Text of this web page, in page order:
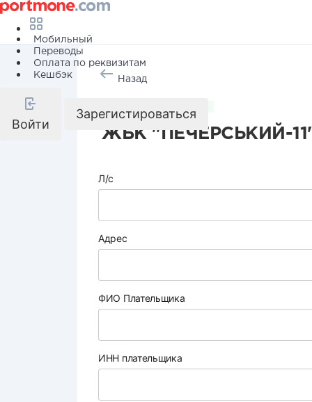
Мобильный
Переводы
Оплата по реквизитам
Кешбэк
Войти
Зарегистироваться
Назад
ЖБК "ПЕЧЕРСЬКИЙ-
Л/с
Адрес
ФИО Плательщика
ИНН плательщика